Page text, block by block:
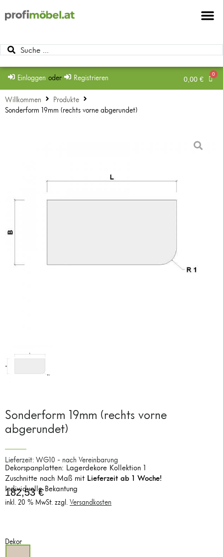
Einloggen oder Registrieren 0,00 €
Willkommen
Produkte
Sonderform 19mm (rechts vorne abgerundet)
Sonderform 19mm (rechts vorne
abgerundet)
Lieferzeit: WG10 - nach Vereinbarung
Dekorspanplatten: Lagerdekore Kollektion 1
Zuschnitte nach Maß mit Lieferzeit ab 1 Woche!
Individuelle Bekantung
182,53€
inkl. 20 % MwSt. zzgl. Versandkosten
Dekor